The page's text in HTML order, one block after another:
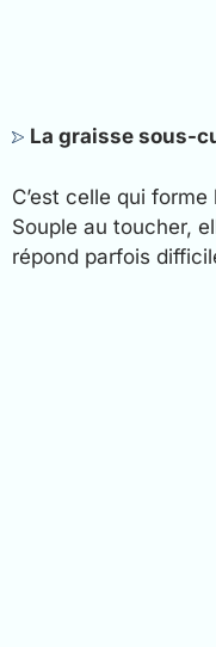
La graisse sous-
C’est celle qui
Souple au toucher,
répond parfois